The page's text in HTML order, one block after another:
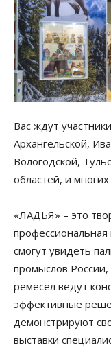
Вас ждут
Архангельской,
Вологодской,
областей, и
«ЛАДЬЯ» – это
смогут увидеть
промыслов
ремесел ведут
эффективные
демонстрируют
выставки